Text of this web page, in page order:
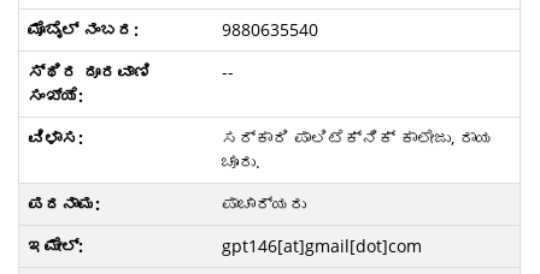
9880635540
--
ಸರ್ಕಾರಿ ಪಾಲಿಟೆಕ್ನಿಕ್ ಕಾಲೇಜು, ರಾಯ
ಚೂರು.
ಪಾಚಾರ್ಯರು
gpt146[at]gmail[dot]com